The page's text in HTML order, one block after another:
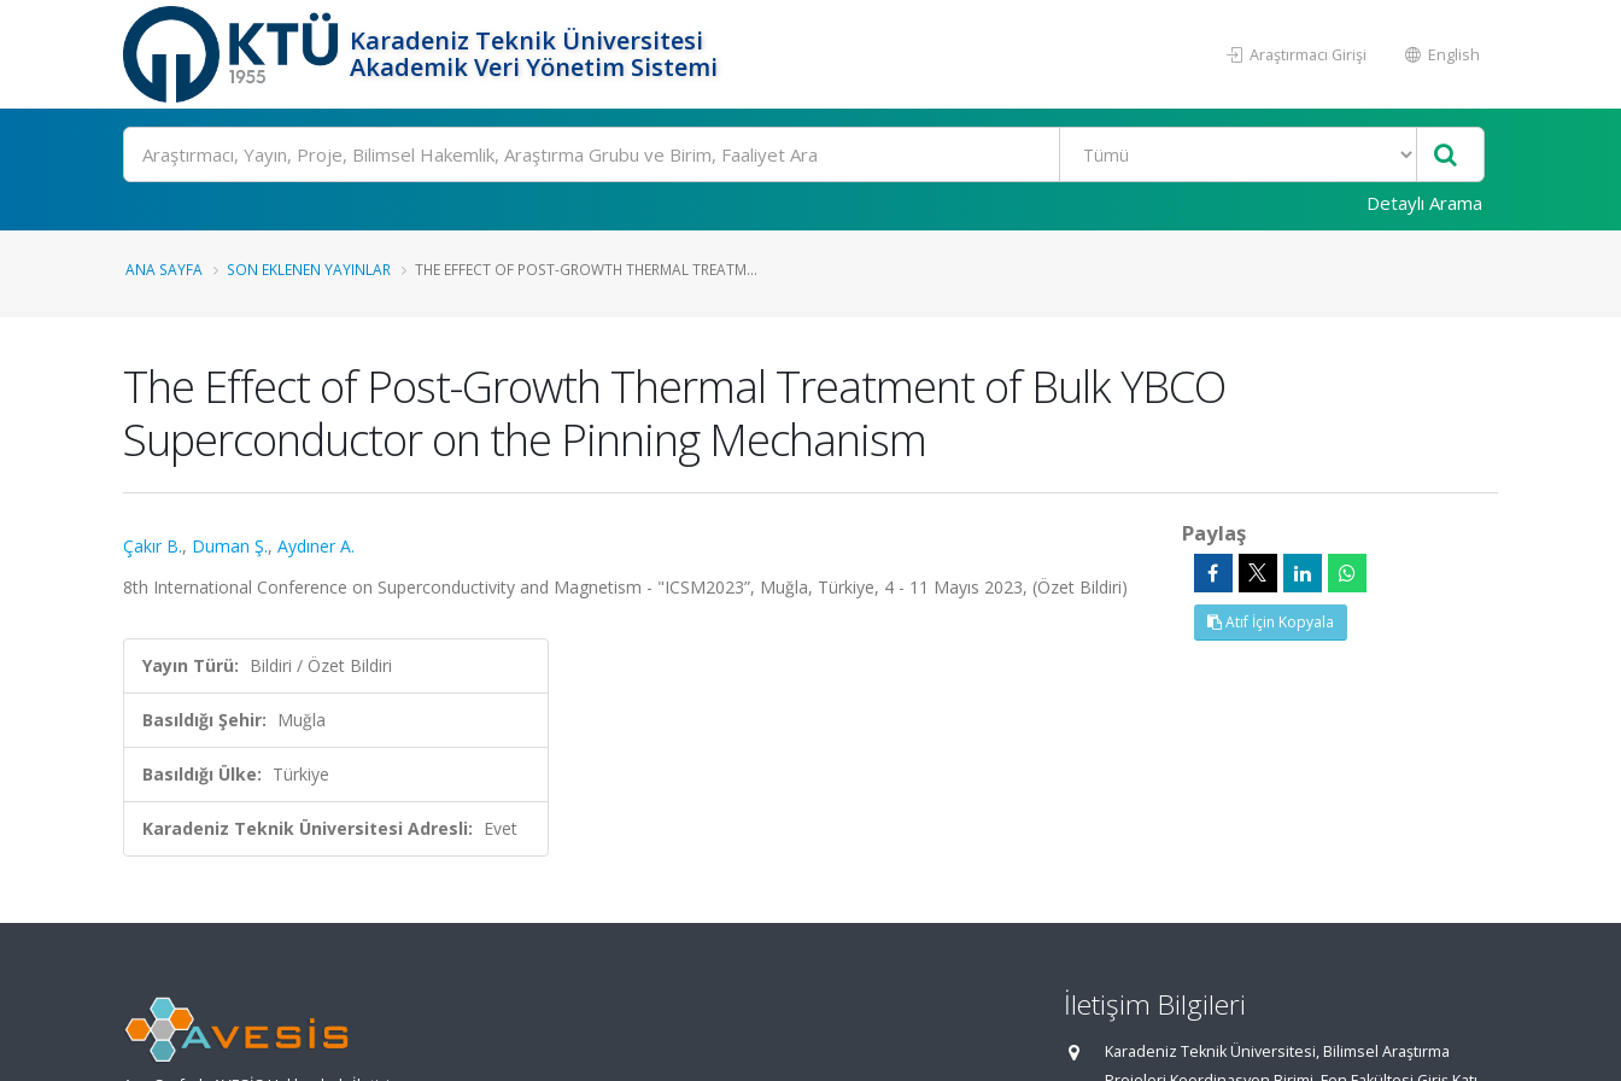
Karadeniz Teknik Üniversitesi
Akademik Veri Yönetim Sistemi
Araştırmacı Girişi English
Ara
Detaylı Arama
ANA SAYFA SON EKLENEN YAYINLAR THE EFFECT OF POST-GROWTH THERMAL TREATM...
The Effect of Post-Growth Thermal Treatment of Bulk YBCO
Superconductor on the Pinning Mechanism
Çakır B., Duman Ş., Aydıner A.
8th International Conference on Superconductivity and Magnetism - "ICSM2023”, Muğla, Türkiye, 4 - 11 Mayıs 2023, (Özet Bildiri)
Yayın Türü: Bildiri / Özet Bildiri
Basıldığı Şehir: Muğla
Basıldığı Ülke: Türkiye
Karadeniz Teknik Üniversitesi Adresli: Evet
Paylaş
Atıf İçin Kopyala
İletişim Bilgileri
Karadeniz Teknik Üniversitesi, Bilimsel Araştırma